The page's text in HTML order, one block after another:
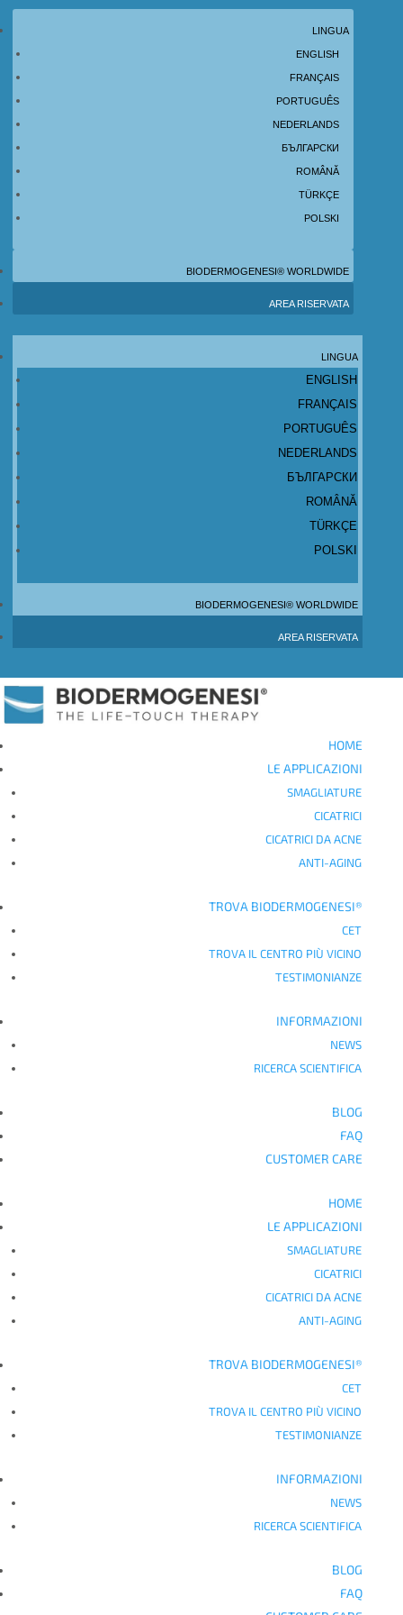
LINGUA
ENGLISH
FRANÇAIS
PORTUGUÊS
NEDERLANDS
БЪЛГАРСКИ
ROMÂNĂ
TÜRKÇE
POLSKI
BIODERMOGENESI® WORLDWIDE
AREA RISERVATA
LINGUA
ENGLISH
FRANÇAIS
PORTUGUÊS
NEDERLANDS
БЪЛГАРСКИ
ROMÂNĂ
TÜRKÇE
POLSKI
BIODERMOGENESI® WORLDWIDE
AREA RISERVATA
HOME
LE APPLICAZIONI
SMAGLIATURE
CICATRICI
CICATRICI DA ACNE
ANTI-AGING
TROVA BIODERMOGENESI®
CET
TROVA IL CENTRO PIÙ VICINO
TESTIMONIANZE
INFORMAZIONI
NEWS
RICERCA SCIENTIFICA
BLOG
FAQ
CUSTOMER CARE
HOME
LE APPLICAZIONI
SMAGLIATURE
CICATRICI
CICATRICI DA ACNE
ANTI-AGING
TROVA BIODERMOGENESI®
CET
TROVA IL CENTRO PIÙ VICINO
TESTIMONIANZE
INFORMAZIONI
NEWS
RICERCA SCIENTIFICA
BLOG
FAQ